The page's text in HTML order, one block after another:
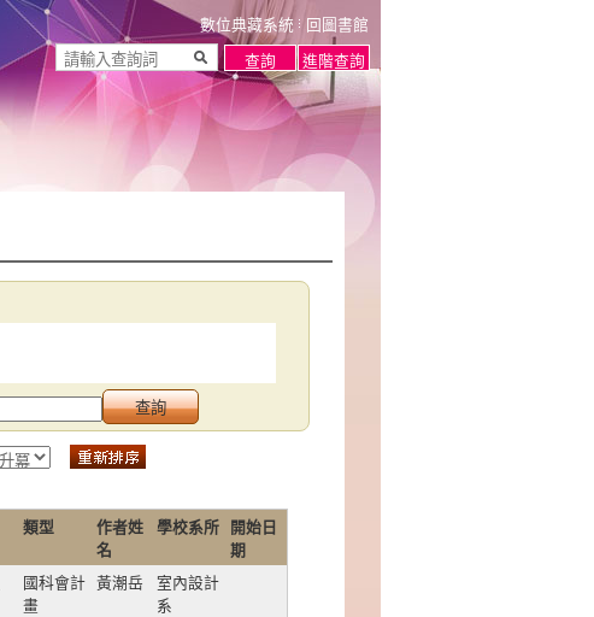
數位典藏系統 回圖書館
類型
作者姓
名
學校系所
開始日
期
國科會計
畫
黃潮岳
室內設計
系